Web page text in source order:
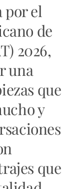
por el
de
2026,
una
que
y
que